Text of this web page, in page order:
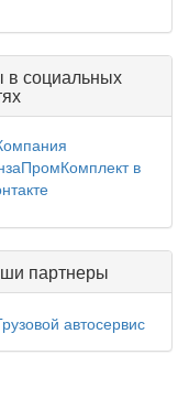
социальных
партнеры